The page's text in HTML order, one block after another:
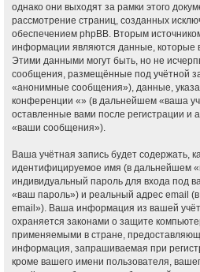
однако они выходят за рамки этого
рассмотрение страниц, созданных
обеспечением phpBB. Вторым
информации являются данные, которые
Этими данными могут быть, но не
сообщения, размещённые под учётной
«анонимные сообщения»), данные,
конференции «» (в дальнейшем «ваша
оставленные вами после регистрации и
«ваши сообщения»).
Ваша учётная запись будет содержать,
идентифицируемое имя (в дальнейшем
индивидуальный пароль для входа под
«ваш пароль») и реальный адрес email
email»). Ваша информация из вашей
охраняется законами о защите
применяемыми в стране,
информация, запрашиваемая при
кроме вашего имени пользователя,